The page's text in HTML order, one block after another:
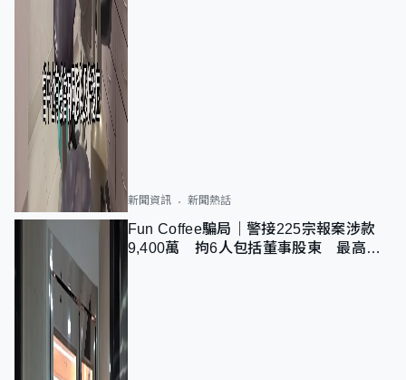
新聞資訊 新聞熱話
Fun Coffee騙局｜警接225宗報案涉款
9,400萬 拘6人包括董事股東 最高金